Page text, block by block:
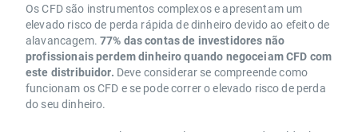
Os CFD são instrumentos complexos e apresentam um
elevado risco de perda rápida de dinheiro devido ao efeito de
alavancagem. 77% das contas de investidores não
profissionais perdem dinheiro quando negoceiam CFD com
este distribuidor. Deve considerar se compreende como
funcionam os CFD e se pode correr o elevado risco de perda
do seu dinheiro.